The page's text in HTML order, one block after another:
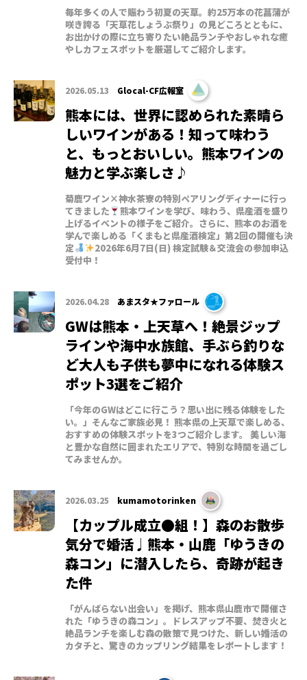
毎年多くの人で賑わう初夏の天草。約25万本の花菖蒲が
咲き誇る「天草花しょうぶ祭り」の見どころとともに、
お出かけの際に立ち寄りたい絶品ランチやおしゃれな癒
やしカフェスポットを厳選してご紹介します。
2026.05.13 Glocal-CF広報室
熊本には、世界に認められた素晴ら
しいワインがある！知って味わう
と、もっとおいしい。熊本ワインの
魅力と学ぶ楽しさ♪
菊鹿ワイン×神水茶寮の特別ペアリングディナーに行っ
てきました
熊本ワインを学び、味わう、県産酒を盛り
上げるイベントの様子をご紹介。さらに、熊本のお酒を
学んで楽しめる「くまもと県産酒検定」第2回の開催も決
定
2026年6月7日(日) 検定試験＆交流会の参加申込
受付中！
2026.04.28 あまスタ★ファロール
GWは熊本・上天草へ！絶景ジップ
ラインや海中水族館、手ぶら釣りな
ど大人も子供も夢中になれる体験ス
ポット3選をご紹介
「今年のGWはどこに行こう？思い出に残る体験をした
い。」そんなご家族必見！ 熊本県の上天草で楽しめる、
おすすめの体験スポットを3つご紹介します。 美しい海
と豊かな自然に囲まれたエリアで、特別な時間を過ごし
てみませんか。
2026.03.25 kumamotorinken
【カップル成立●組！】森のお散歩
気分で婚活♩熊本・山鹿「ゆうきの
森コン」に潜入したら、奇跡が起き
た件
「がんばらない出会い」を掲げ、熊本県山鹿市で開催さ
れた「ゆうきの森コン」。ドレスアップ不要、焚き火と
絶品ランチを楽しむ森の散策で見つけた、新しい婚活の
カタチと、驚きのカップリング結果をレポートします！